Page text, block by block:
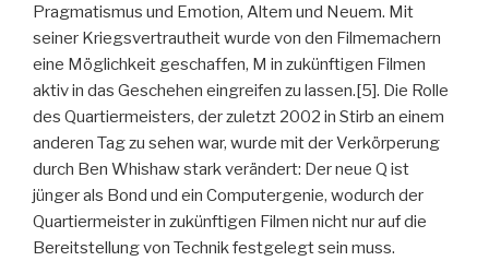
Pragmatismus und Emotion, Altem und Neuem. Mit
seiner Kriegsvertrautheit wurde von den Filmemachern
eine Möglichkeit geschaffen, M in zukünftigen Filmen
aktiv in das Geschehen eingreifen zu lassen.[5]. Die Rolle
des Quartiermeisters, der zuletzt 2002 in Stirb an einem
anderen Tag zu sehen war, wurde mit der Verkörperung
durch Ben Whishaw stark verändert: Der neue Q ist
jünger als Bond und ein Computergenie, wodurch der
Quartiermeister in zukünftigen Filmen nicht nur auf die
Bereitstellung von Technik festgelegt sein muss.